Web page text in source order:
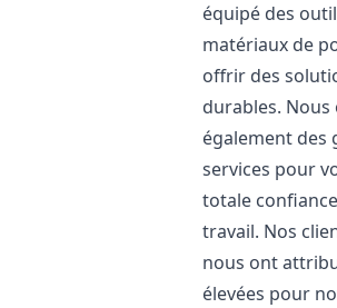
équipé des
matériaux de
offrir des
durables.
également des
services pour
totale
travail. Nos
nous ont
élevées pour